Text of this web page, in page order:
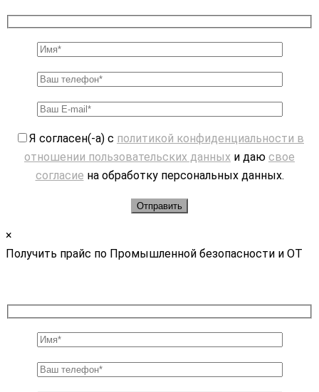
Я согласен(-а) с политикой конфиденциальности в
отношении пользовательских данных и даю свое
согласие на обработку персональных данных.
×
Получить прайс по Промышленной безопасности и ОТ